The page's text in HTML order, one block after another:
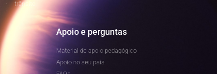
trânsito
Apoio e perguntas
Material de apoio pedagógico
Apoio no seu país